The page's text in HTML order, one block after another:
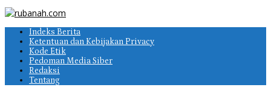
Indeks Berita
Ketentuan dan Kebijakan Privacy
Kode Etik
Pedoman Media Siber
Redaksi
Tentang